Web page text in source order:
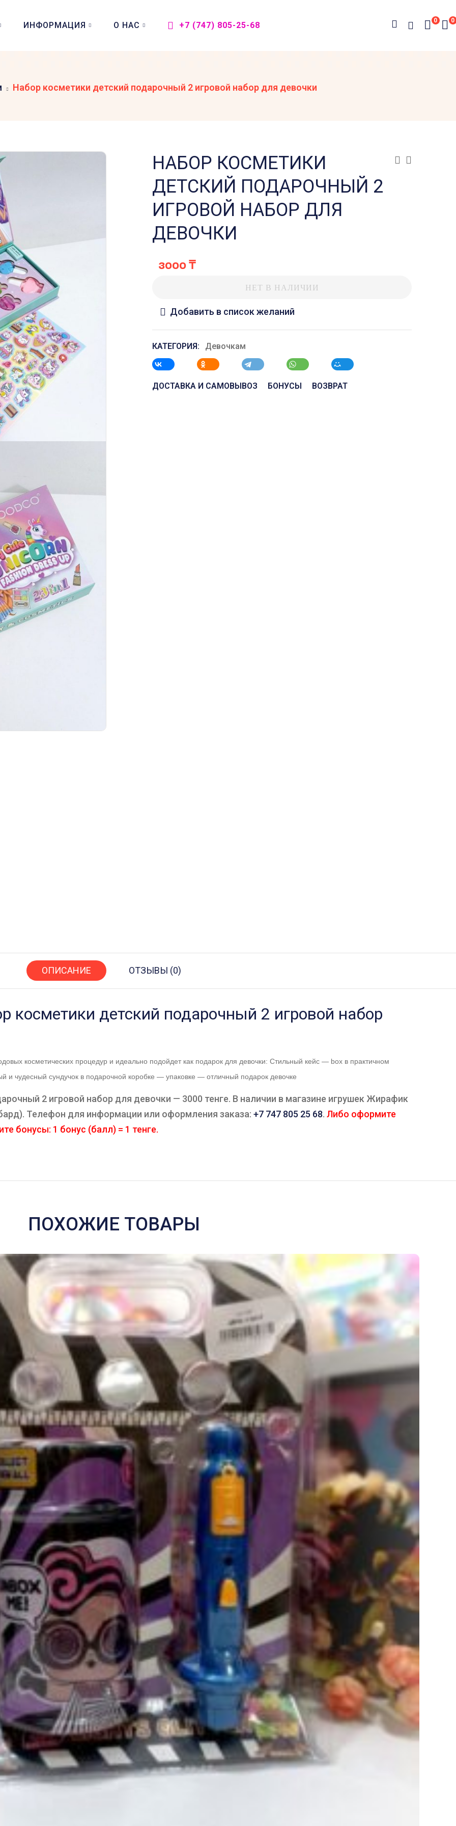
ИНФОРМАЦИЯ О НАС +7 (747) 805-25-68
0
0
Набор косметики детский подарочный 2 игровой набор для девочки
НАБОР КОСМЕТИКИ
ДЕТСКИЙ ПОДАРОЧНЫЙ 2
ИГРОВОЙ НАБОР ДЛЯ
ДЕВОЧКИ
3000₸
НЕТ В НАЛИЧИИ
Добавить в список желаний
КАТЕГОРИЯ: Девочкам
ДОСТАВКА И САМОВЫВОЗ БОНУСЫ ВОЗВРАТ
ОПИСАНИЕ ОТЗЫВЫ (0)
косметики детский подарочный 2 игровой набор
косметических процедур и идеально подойдет как подарок для девочки: Стильный кейс — box в практичном
и чудесный сундучок в подарочной коробке — упаковке — отличный подарок девочке
2 игровой набор для девочки — 3000 тенге. В наличии в магазине игрушек Жирафик
Телефон для информации или оформления заказа: +7 747 805 25 68. Либо оформите
бонусы: 1 бонус (балл) = 1 тенге.
ПОХОЖИЕ ТОВАРЫ